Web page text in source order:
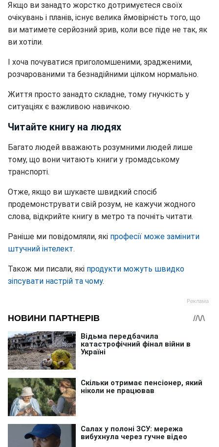
Якщо ви занадто жорстко дотримуєтеся своїх
очікувань і планів, існує велика ймовірність того, що
ви матимете серйозний зрив, коли все піде не так, як
ви хотіли.
І хоча почуватися приголомшеними, зрадженими,
розчарованими та безнадійними цілком нормально.
Життя просто занадто складне, тому гнучкість у
ситуаціях є важливою навичкою.
Читайте книгу на людях
Багато людей вважають розумними людей лише
тому, що вони читають книги у громадському
транспорті.
Отже, якщо ви шукаєте швидкий спосіб
продемонструвати свій розум, не кажучи жодного
слова, відкрийте книгу в метро та почніть читати.
Раніше ми повідомляли, які професії може замінити
штучний інтелект.
Також ми писали, які продукти можуть швидко
зіпсувати настрій та чому.